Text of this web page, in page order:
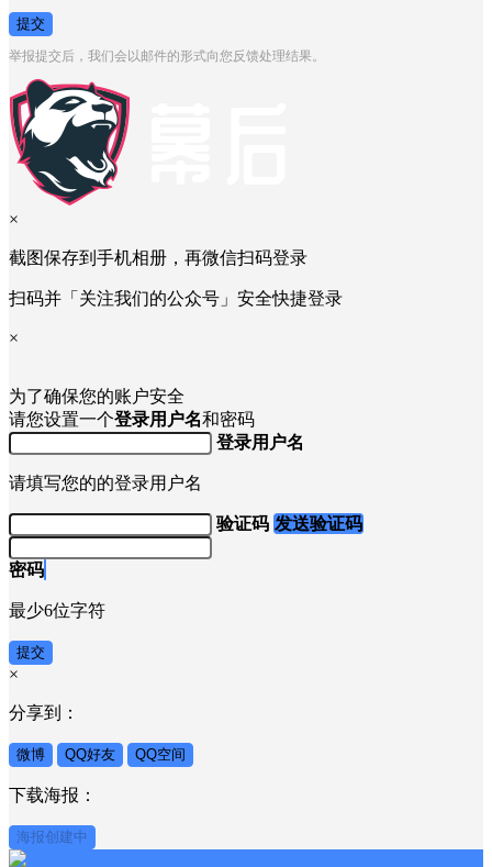
提交
举报提交后，我们会以邮件的形式向您反馈处理结果。
×
截图保存到手机相册，再微信扫码登录
扫码并「关注我们的公众号」安全快捷登录
×
为了确保您的账户安全
请您设置一个登录用户名和密码
登录用户名
请填写您的的登录用户名
验证码 发送验证码
密码
最少6位字符
提交
×
分享到：
微博 QQ好友 QQ空间
下载海报：
海报创建中